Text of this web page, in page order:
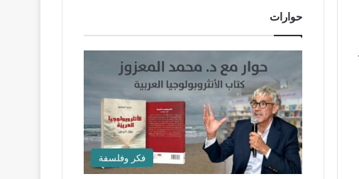
حوارات
فكر وفلسفة